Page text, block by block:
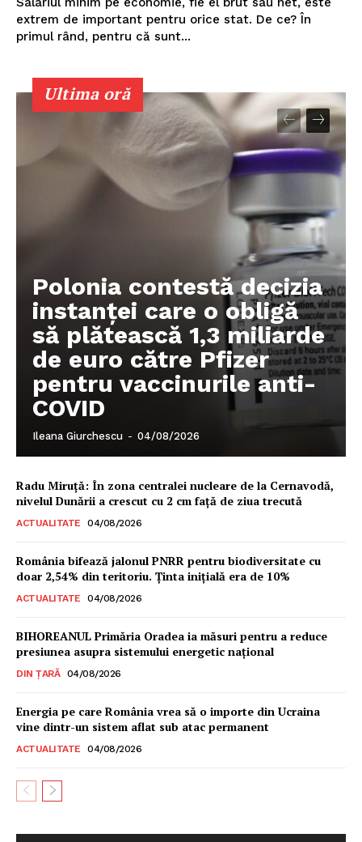
Un proiect
FREEDOM HOUSE ROMÂNIA
PRESShub
Proiecte editoriale
Rețea
Contact
extrem de important pentru orice stat. De ce? În
primul rând, pentru că sunt...
Ultima oră
Polonia contestă decizia
instanței care o obligă
să plătească 1,3 miliarde
de euro către Pfizer
pentru vaccinurile anti-
COVID
Ileana Giurchescu - 04/08/2026
Radu Miruţă: În zona centralei nucleare de la Cernavodă,
nivelul Dunării a crescut cu 2 cm faţă de ziua trecută
ACTUALITATE 04/08/2026
România bifează jalonul PNRR pentru biodiversitate cu
doar 2,54% din teritoriu. Ținta inițială era de 10%
ACTUALITATE 04/08/2026
BIHOREANUL Primăria Oradea ia măsuri pentru a reduce
presiunea asupra sistemului energetic național
DIN ȚARĂ 04/08/2026
Energia pe care România vrea să o importe din Ucraina
vine dintr-un sistem aflat sub atac permanent
ACTUALITATE 04/08/2026